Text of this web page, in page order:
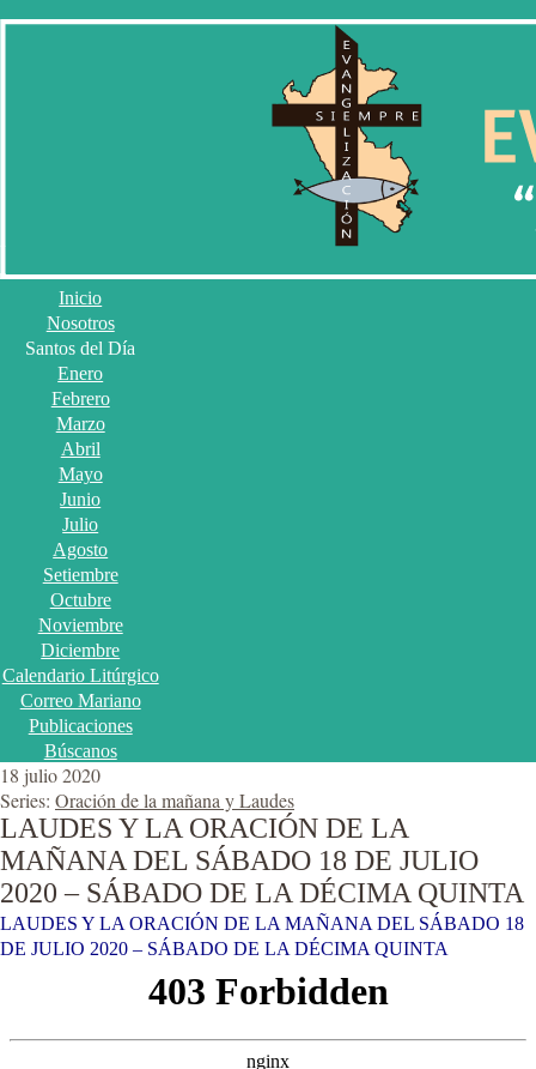
Inicio
Nosotros
Santos del Día
Enero
Febrero
Marzo
Abril
Mayo
Junio
Julio
Agosto
Setiembre
Octubre
Noviembre
Diciembre
Calendario Litúrgico
Correo Mariano
Publicaciones
Búscanos
18 julio 2020
Series: Oración de la mañana y Laudes
LAUDES Y LA ORACIÓN DE LA
MAÑANA DEL SÁBADO 18 DE JULIO
2020 – SÁBADO DE LA DÉCIMA QUINTA
LAUDES Y LA ORACIÓN DE LA MAÑANA DEL SÁBADO 18
DE JULIO 2020 – SÁBADO DE LA DÉCIMA QUINTA